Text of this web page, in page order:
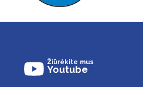
Žiūrėkite mus
Youtube